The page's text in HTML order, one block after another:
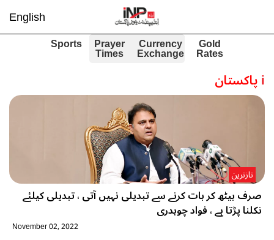
English
Gold
Rates
Currency
Exchange
Prayer
Times
Sports
iپاکستان
صرف بیٹھ کر بات کرنے سے تبدیلی نہیں آتی ، تبدیلی کیلئے
نکلنا پڑتا ہے ، فواد چوہدری
تازترین
November 02, 2022